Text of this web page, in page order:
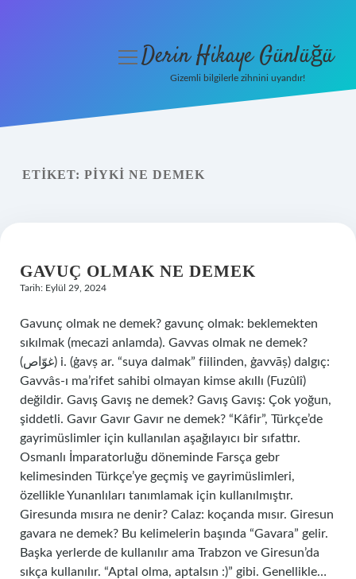
Yasal Uyarı
menüyüDerin Hikaye Günlüğü
Gizemli bilgilerle zihnini uyandır!
ETIKET: PIYKI NE DEMEK
GAVUÇ OLMAK NE DEMEK
Tarih: Eylül 29, 2024
Gavunç olmak ne demek? gavunç olmak: beklemekten
sıkılmak (mecazi anlamda). Gavvas olmak ne demek?
(ﻏﻮّﺍﺹ) i. (ġavṣ ar. “suya dalmak” fiilinden, ġavvāṣ) dalgıç:
Gavvâs-ı ma’rifet sahibi olmayan kimse akıllı (Fuzûlî)
değildir. Gavış Gavış ne demek? Gavış Gavış: Çok yoğun,
şiddetli. Gavır Gavır Gavır ne demek? “Kâfir”, Türkçe’de
gayrimüslimler için kullanılan aşağılayıcı bir sıfattır.
Osmanlı İmparatorluğu döneminde Farsça gebr
kelimesinden Türkçe’ye geçmiş ve gayrimüslimleri,
özellikle Yunanlıları tanımlamak için kullanılmıştır.
Giresunda mısıra ne denir? Calaz: koçanda mısır. Giresun
gavara ne demek? Bu kelimelerin başında “Gavara” gelir.
Başka yerlerde de kullanılır ama Trabzon ve Giresun’da
sıkça kullanılır. “Aptal olma, aptalsın :)” gibi. Genellikle…